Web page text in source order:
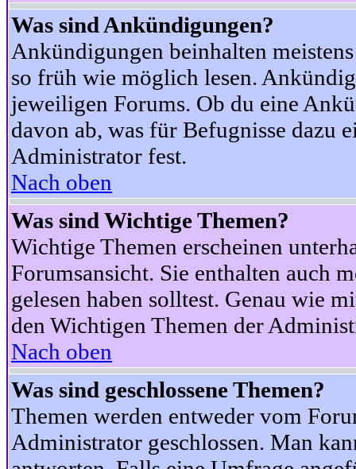
Was sind Ankündigungen?
Ankündigungen beinhalten
so früh wie möglich lesen.
jeweiligen Forums. Ob du eine
davon ab, was für Befugnisse dazu
Administrator fest.
Nach oben
Was sind Wichtige Themen?
Wichtige Themen erscheinen
Forumsansicht. Sie enthalten auch
gelesen haben solltest. Genau wie
den Wichtigen Themen der
Nach oben
Was sind geschlossene Themen?
Themen werden entweder vom
Administrator geschlossen. Man